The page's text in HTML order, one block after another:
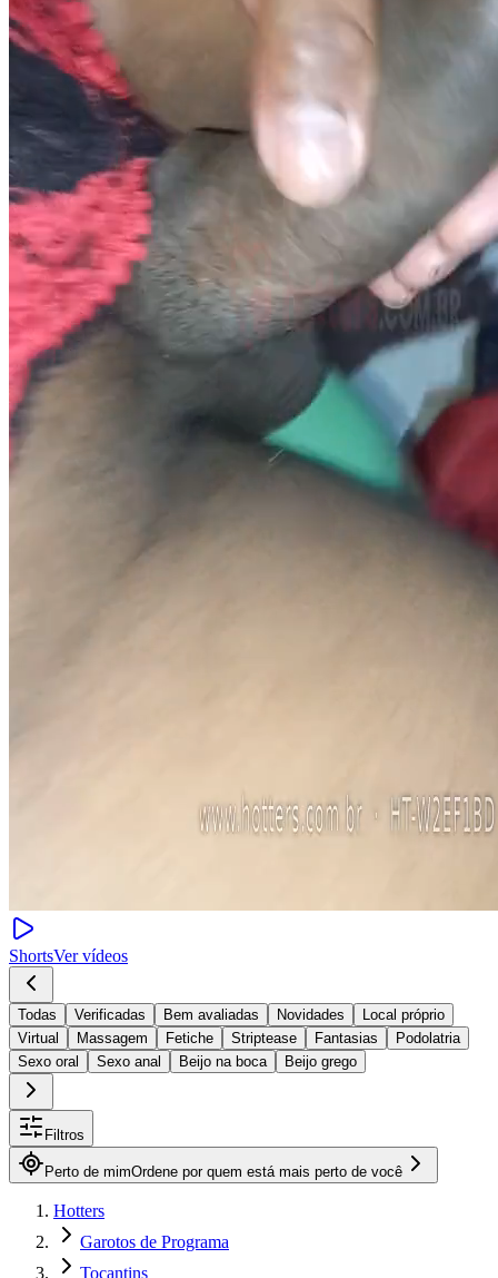
ShortsVer vídeos
Todas Verificadas Bem avaliadas Novidades
Local próprio
Virtual
Massagem Fetiche Striptease Fantasias
Podolatria
Sexo oral
Sexo anal Beijo na boca Beijo grego
Filtros
Perto de mimOrdene por quem está mais perto de você
Hotters
Garotos de Programa
Tocantins